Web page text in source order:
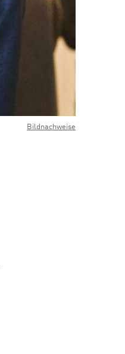
Bildnachweise